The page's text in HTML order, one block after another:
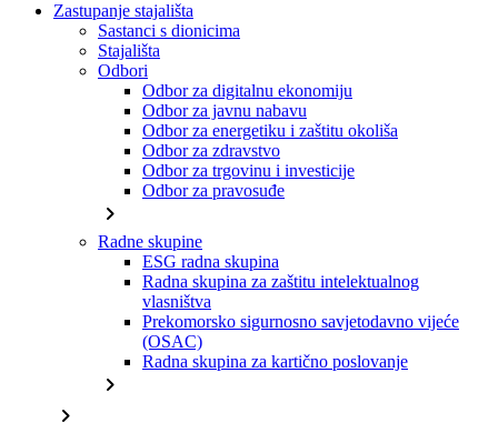
Zastupanje stajališta
Sastanci s dionicima
Stajališta
Odbori
Odbor za digitalnu ekonomiju
Odbor za javnu nabavu
Odbor za energetiku i zaštitu okoliša
Odbor za zdravstvo
Odbor za trgovinu i investicije
Odbor za pravosuđe
chevron_right
Radne skupine
ESG radna skupina
Radna skupina za zaštitu intelektualnog
vlasništva
Prekomorsko sigurnosno savjetodavno vijeće
(OSAC)
Radna skupina za kartično poslovanje
chevron_right
chevron_right